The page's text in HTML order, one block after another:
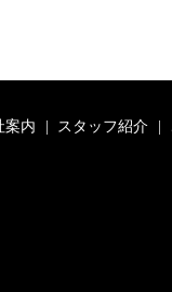
案内 スタッフ紹介